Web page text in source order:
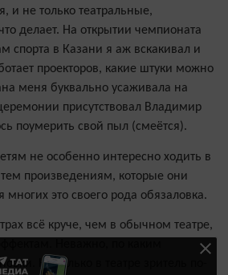
и не только театральные,
делает. На открытии чемпионата
спорта в Казани я аж вскакивал и
проекторов, какие штуки можно
меня буквально усаживала на
присутствовал Владимир
поумерить свой пыл (смеётся).
не особенно интересно ходить в
тем произведениям, которые они
многих это своего рода обязаловка.
всё круче, чем в обычном театре,
Неважно, по каким
Но только в театре зритель по-